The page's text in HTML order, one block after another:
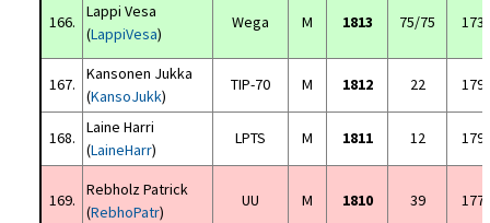
166.
Lappi Vesa
(LappiVesa)
Wega M 1813 75/75
167.
Kansonen Jukka
(KansoJukk)
TIP-70 M 1812 22
168.
Laine Harri
(LaineHarr)
LPTS M 1811 12
169.
Rebholz Patrick
(RebhoPatr)
UU M 1810 39